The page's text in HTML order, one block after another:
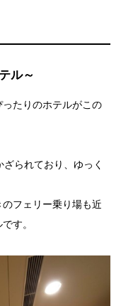
ル～
たりのホテルがこの
られており、ゆっく
フェリー乗り場も近
す。